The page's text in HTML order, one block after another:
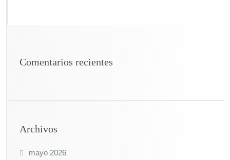
Comentarios recientes
Archivos
mayo 2026